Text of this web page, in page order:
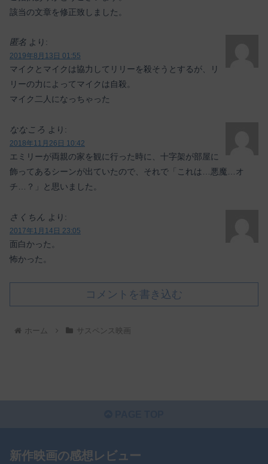
該当の文章を修正致しました。
匿名 より:
2019年8月13日 01:55
マイクとマイクは協力してリリーを殺そうとするが、リ
リーの力によってマイクは自殺。
マイク二人になっちゃった
ななころ より:
2018年11月26日 10:42
エミリーが両親の家を観に行った時に、十字架が部屋に
飾ってあるシーンが出ていたので、それで「これは…悪魔…オ
チ…？」と思いました。
さくちん より:
2017年1月14日 23:05
面白かった。
怖かった。
コメントを書き込む
ホーム サスペンス映画
新作映画の感想レビュー